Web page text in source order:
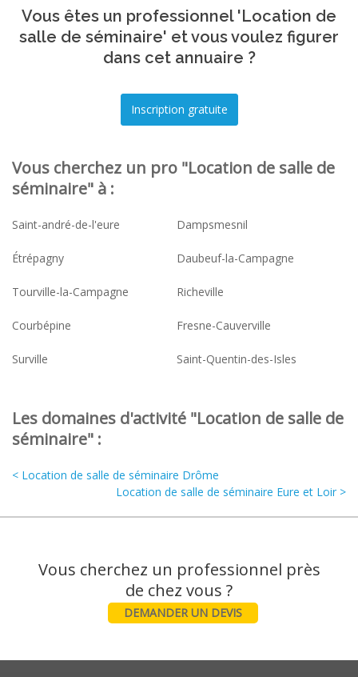
Vous êtes un professionnel 'Location de
salle de séminaire' et vous voulez figurer
dans cet annuaire ?
Vous cherchez un pro "Location de salle de
séminaire" à :
Saint-andré-de-l'eure Dampsmesnil
Étrépagny Daubeuf-la-Campagne
Tourville-la-Campagne Richeville
Courbépine Fresne-Cauverville
Surville Saint-Quentin-des-Isles
Les domaines d'activité "Location de salle de
séminaire" :
< Location de salle de séminaire Drôme
Location de salle de séminaire Eure et Loir >
Vous cherchez un professionnel près
DEMANDER UN DEVIS